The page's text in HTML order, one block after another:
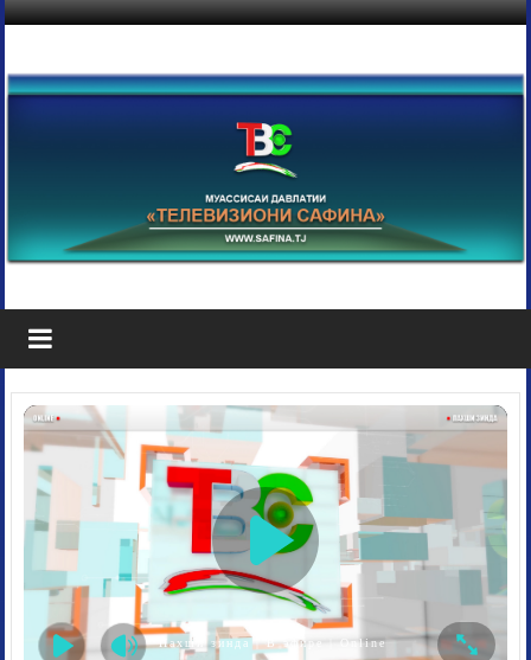
Пахши зинда | В эфире | Online